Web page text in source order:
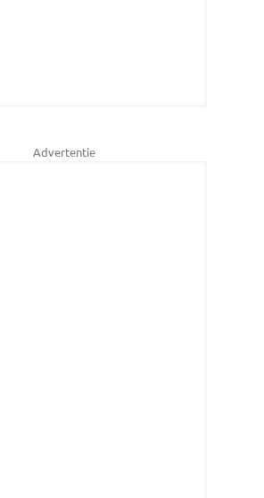
Advertentie